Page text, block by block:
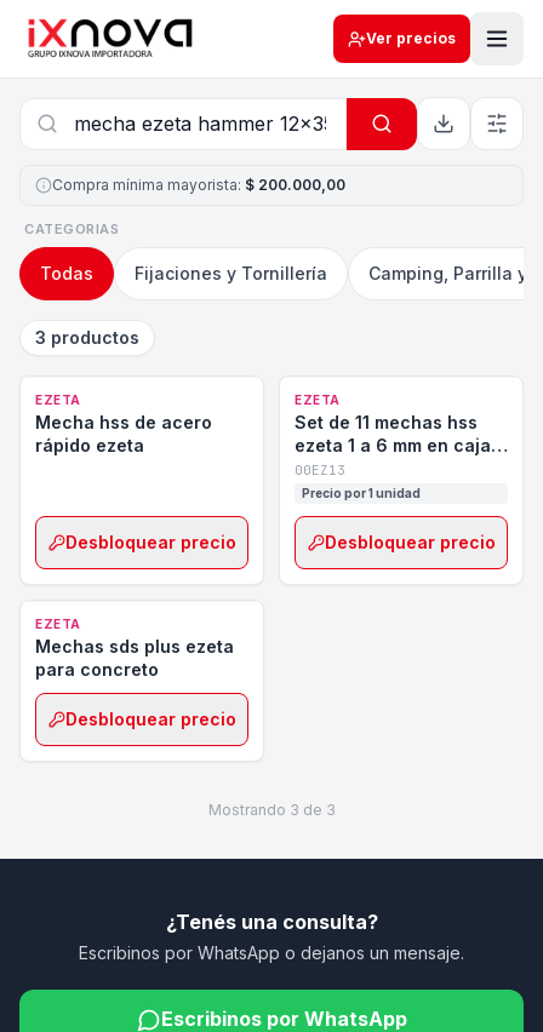
Ver precios
Compra mínima mayorista: $ 200.000,00
CATEGORIAS
Todas Fijaciones y Tornillería Camping, Parrilla y
3 productos
EZETA
Mecha hss de acero
rápido ezeta
Desbloquear precio
EZETA
Set de 11 mechas hss
ezeta 1 a 6 mm en caja
de alto impacto
00EZ13
Precio por 1 unidad
Desbloquear precio
EZETA
Mechas sds plus ezeta
para concreto
Desbloquear precio
Mostrando 3 de 3
¿Tenés una consulta?
Escribinos por WhatsApp o dejanos un mensaje.
Escribinos por WhatsApp